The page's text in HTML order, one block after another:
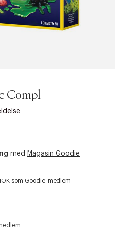
Compl
med Magasin Goodie
som Goodie-medlem